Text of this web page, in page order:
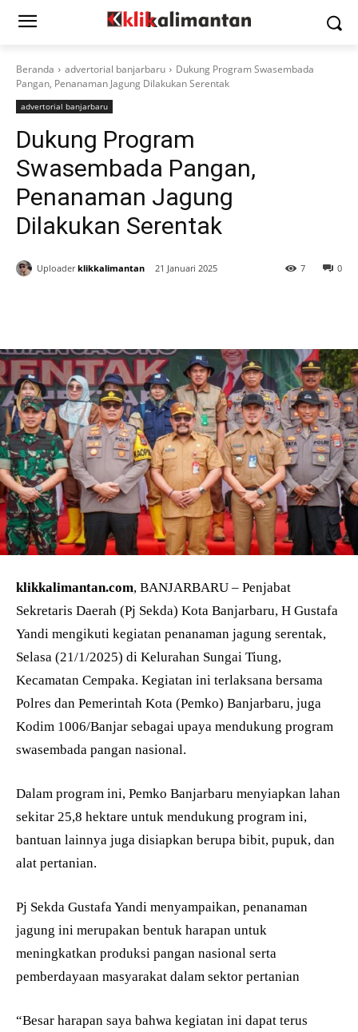
Beranda advertorial banjarbaru
Dukung Program Swasembada
Pangan, Penanaman Jagung Dilakukan Serentak
advertorial banjarbaru
Dukung Program
Swasembada Pangan,
Penanaman Jagung
Dilakukan Serentak
Uploader klikkalimantan 21 Januari 2025 0
7
klikkalimantan.com, BANJARBARU – Penjabat
Sekretaris Daerah (Pj Sekda) Kota Banjarbaru, H Gustafa
Yandi mengikuti kegiatan penanaman jagung serentak,
Selasa (21/1/2025) di Kelurahan Sungai Tiung,
Kecamatan Cempaka. Kegiatan ini terlaksana bersama
Polres dan Pemerintah Kota (Pemko) Banjarbaru, juga
Kodim 1006/Banjar sebagai upaya mendukung program
swasembada pangan nasional.
Dalam program ini, Pemko Banjarbaru menyiapkan lahan
sekitar 25,8 hektare untuk mendukung program ini,
bantuan lainnya juga disiapkan berupa bibit, pupuk, dan
alat pertanian.
Pj Sekda Gustafa Yandi menyampaikan, penanaman
jagung ini merupakan bentuk harapan untuk
meningkatkan produksi pangan nasional serta
pemberdayaan masyarakat dalam sektor pertanian
“Besar harapan saya bahwa kegiatan ini dapat terus